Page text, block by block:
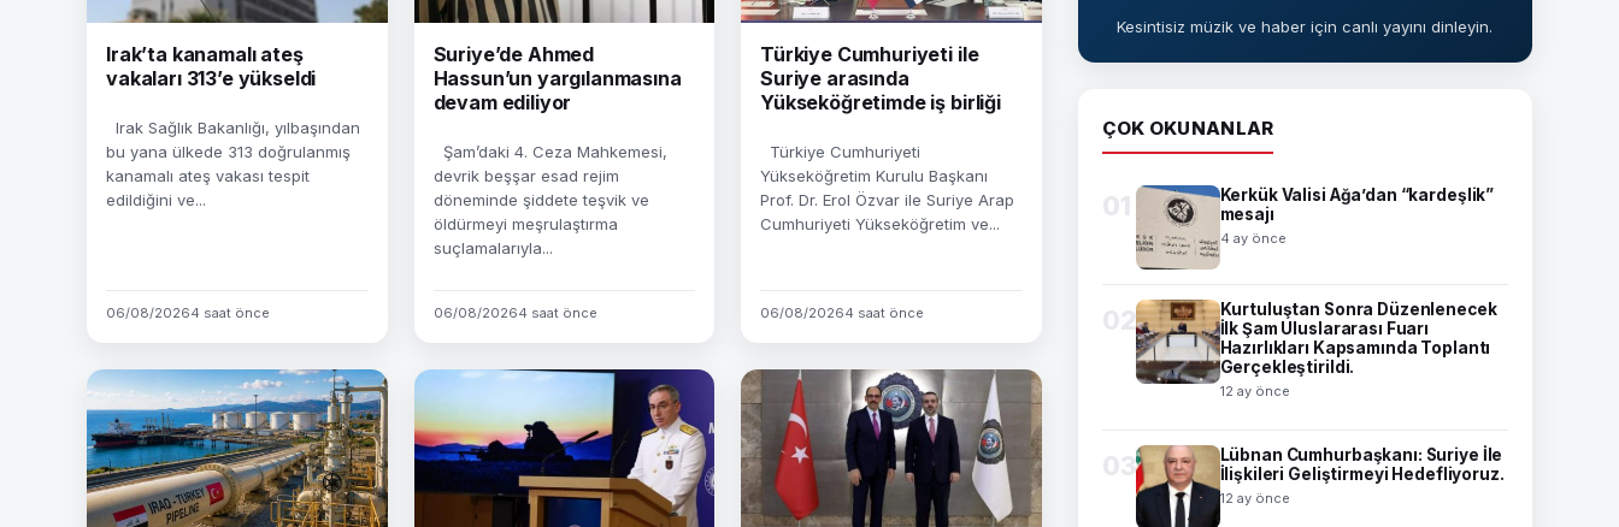
Irak’ta kanamalı ateş
vakaları 313’e yükseldi
Irak Sağlık Bakanlığı, yılbaşından
bu yana ülkede 313 doğrulanmış
kanamalı ateş vakası tespit
edildiğini ve...
06/08/20264 saat önce
Suriye’de Ahmed
Hassun’un yargılanmasına
devam ediliyor
Şam’daki 4. Ceza Mahkemesi,
devrik beşşar esad rejim
döneminde şiddete teşvik ve
öldürmeyi meşrulaştırma
suçlamalarıyla...
06/08/20264 saat önce
Türkiye Cumhuriyeti ile
Suriye arasında
Yükseköğretimde iş birliği
Türkiye Cumhuriyeti
Yükseköğretim Kurulu Başkanı
Prof. Dr. Erol Özvar ile Suriye Arap
Cumhuriyeti Yükseköğretim ve...
06/08/20264 saat önce
Kesintisiz müzik ve haber için canlı yayını dinleyin.
ÇOK OKUNANLAR
01
Kerkük Valisi Ağa’dan “kardeşlik”
mesajı
4 ay önce
02
Kurtuluştan Sonra Düzenlenecek
İlk Şam Uluslararası Fuarı
Hazırlıkları Kapsamında Toplantı
Gerçekleştirildi.
12 ay önce
03
Lübnan Cumhurbaşkanı: Suriye İle
İlişkileri Geliştirmeyi Hedefliyoruz.
12 ay önce